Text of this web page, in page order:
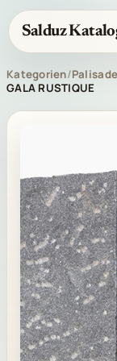
Salduz
Kategorien/
GALA RUSTIQUE